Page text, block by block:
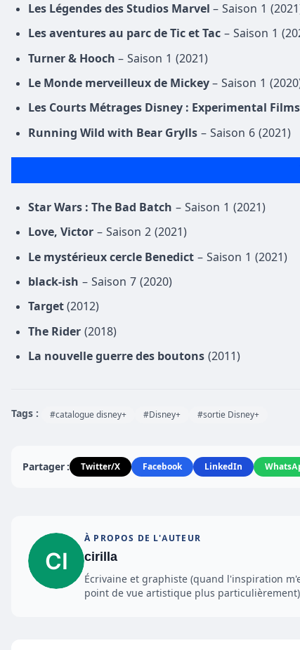
Les Légendes des Studios Marvel – Saison 1
Les aventures au parc de Tic et Tac – Saison 1
Turner & Hooch – Saison 1 (2021)
Le Monde merveilleux de Mickey – Saison 1
Les Courts Métrages Disney : Experimental Films
Running Wild with Bear Grylls – Saison 6 (2021)
Star Wars : The Bad Batch – Saison 1 (2021)
Love, Victor – Saison 2 (2021)
Le mystérieux cercle Benedict – Saison 1 (2021)
black-ish – Saison 7 (2020)
Target (2012)
The Rider (2018)
La nouvelle guerre des boutons (2011)
Tags : #catalogue disney+ #Disney+ #sortie Disney+
Partager : Twitter/X Facebook LinkedIn
À PROPOS DE L'AUTEUR
cirilla
Écrivaine et graphiste (quand l'inspiration
point de vue artistique plus particulièrement)